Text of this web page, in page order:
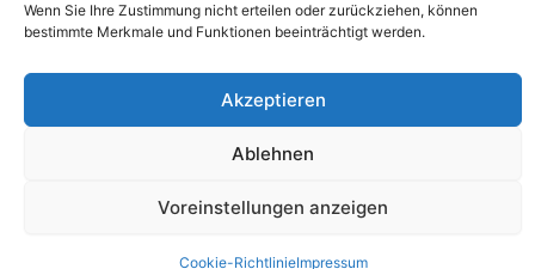
Wenn Sie Ihre Zustimmung nicht erteilen oder zurückziehen, können
bestimmte Merkmale und Funktionen beeinträchtigt werden.
Akzeptieren
Ablehnen
Voreinstellungen anzeigen
Cookie-RichtlinieImpressum
Impressum
AGB
Widerrufsrecht und Formular
Datenschutzerklärung